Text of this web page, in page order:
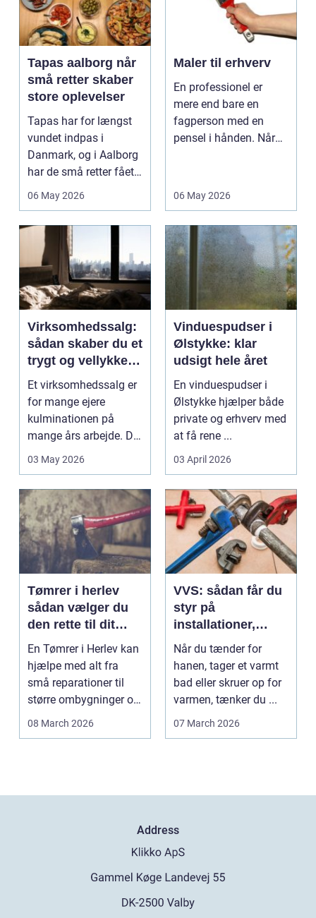
Tapas aalborg når
små retter skaber
store oplevelser
Tapas har for længst
vundet indpas i
Danmark, og i Aalborg
har de små retter fået
deres helt eget li...
06 May 2026
Maler til erhverv
En professionel er
mere end bare en
fagperson med en
pensel i hånden. Når
06 May 2026
Virksomhedssalg:
sådan skaber du et
trygt og vellykket
salg
Et virksomhedssalg er
for mange ejere
kulminationen på
mange års arbejde. Det
kan være en planlagt
03 May 2026
Vinduespudser i
Ølstykke: klar
udsigt hele året
En vinduespudser i
Ølstykke hjælper både
private og erhverv med
at få rene ...
03 April 2026
Tømrer i herlev
sådan vælger du
den rette til dit
projekt
En Tømrer i Herlev kan
hjælpe med alt fra
små reparationer til
større ombygninger og
tilbygninger. N...
08 March 2026
VVS: sådan får du
styr på
installationer,
komfort og
energiforbrug
Når du tænder for
hanen, tager et varmt
bad eller skruer op for
varmen, tænker du ...
07 March 2026
Address